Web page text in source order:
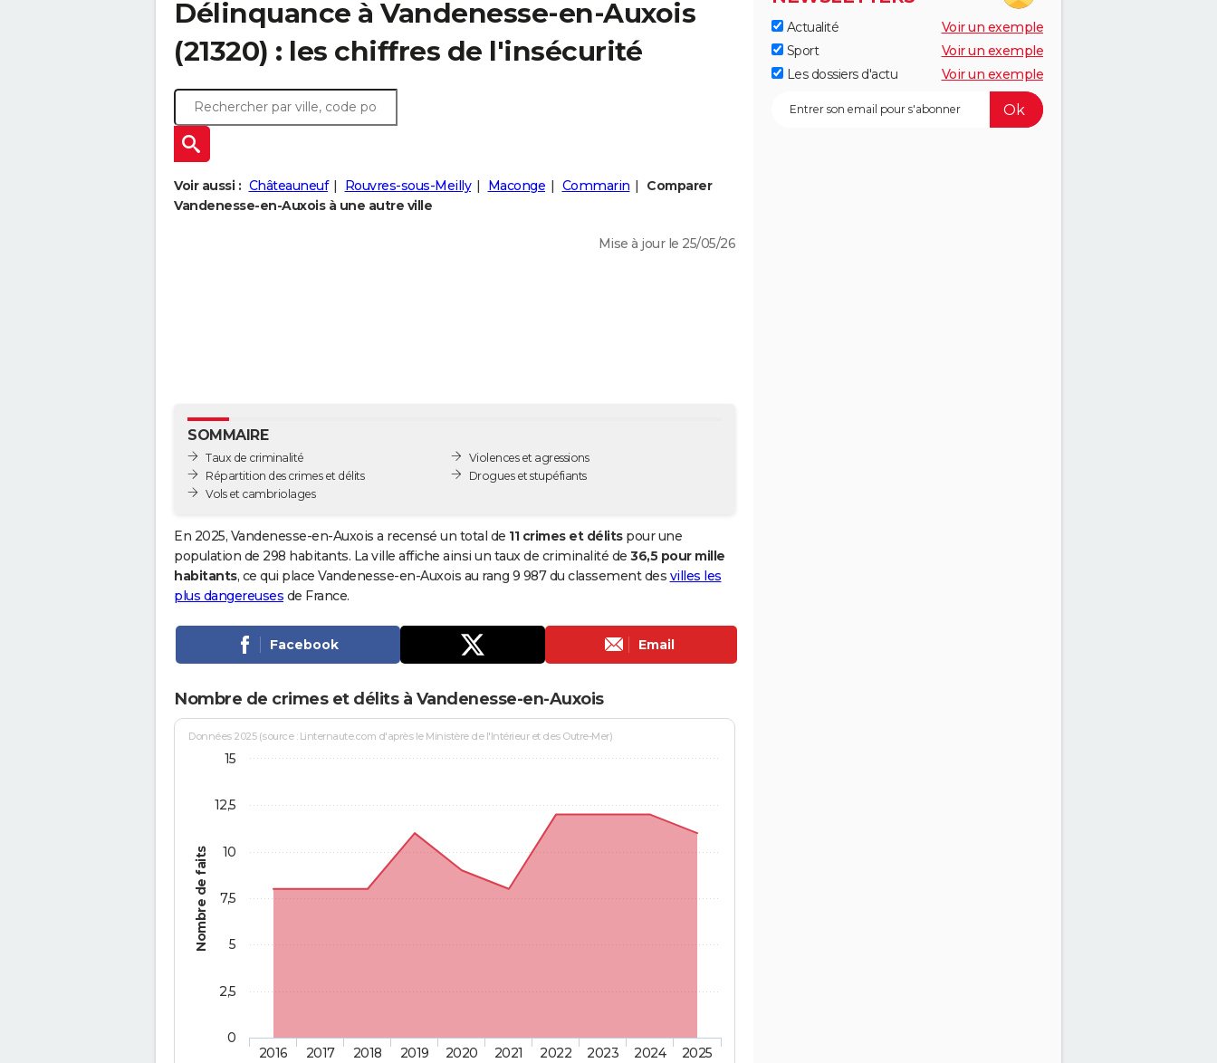
Délinquance à Vandenesse-en-Auxois
(21320) : les chiffres de l'insécurité
Voir aussi : Châteauneuf Rouvres-sous-Meilly Maconge Commarin
Comparer
Vandenesse-en-Auxois à une autre ville
Mise à jour le 25/05/26
SOMMAIRE
Taux de criminalité
Répartition des crimes et délits
Vols et cambriolages
Violences et agressions
Drogues et stupéfiants
En 2025, Vandenesse-en-Auxois a recensé un total de 11 crimes et délitspour une
population de 298 habitants. La ville affiche ainsi un taux de criminalité de 36,5 pour mille
habitants, ce qui place Vandenesse-en-Auxois au rang 9 987 du classement des villes les
plus dangereuses de France.
Facebook Email
Nombre de crimes et délits à Vandenesse-en-Auxois
Nombre de faits
Données 2025 (source : Linternaute.com d'après le Ministère de l'Intérieur et des Outre-Mer)
2016 2017 2018 2019 2020 2021 2022 2023 2024 2025
0
2,5
5
7,5
10
12,5
15
Actualité
Voir un exemple
Sport
Voir un exemple
Les dossiers d'actu
Voir un exemple